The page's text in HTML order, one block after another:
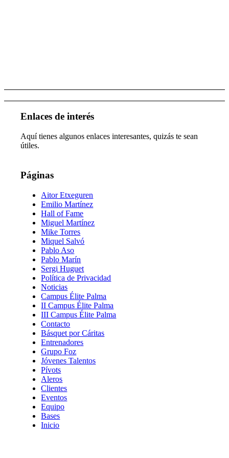
Enlaces de interés
Aquí tienes algunos enlaces interesantes, quizás te sean
útiles.
Páginas
Aitor Etxeguren
Emilio Martínez
Hall of Fame
Miguel Martínez
Mike Torres
Miquel Salvó
Pablo Aso
Pablo Marín
Sergi Huguet
Política de Privacidad
Noticias
Campus Élite Palma
II Campus Élite Palma
III Campus Élite Palma
Contacto
Básquet por Cáritas
Entrenadores
Grupo Foz
Jóvenes Talentos
Pívots
Aleros
Clientes
Eventos
Equipo
Bases
Inicio